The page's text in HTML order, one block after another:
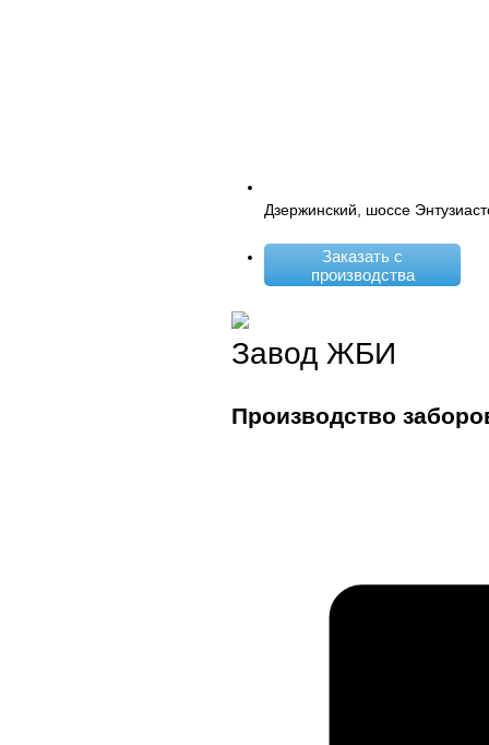
Дзержинский, шоссе
Заказать с
производства
Завод ЖБИ
Производство